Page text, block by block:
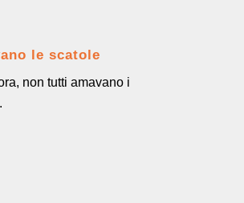
le scatole
non tutti amavano i